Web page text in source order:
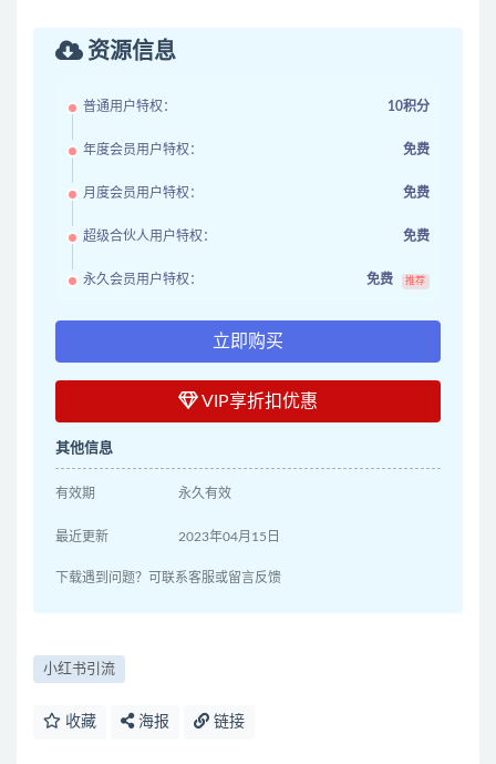
资源信息
普通用户特权： 10积分
年度会员用户特权： 免费
月度会员用户特权： 免费
超级合伙人用户特权： 免费
永久会员用户特权： 免费 推荐
立即购买
VIP享折扣优惠
其他信息
有效期 永久有效
最近更新 2023年04月15日
下载遇到问题？可联系客服或留言反馈
小红书引流
收藏 海报 链接